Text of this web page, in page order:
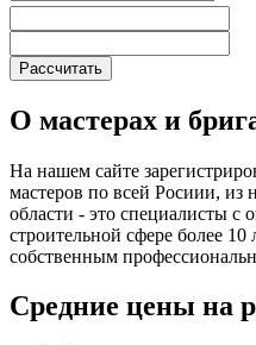
О мастерах и
На нашем сайте
мастеров по всей Росиии,
области - это специалисты с
строительной сфере более
собственным
Средние цены на